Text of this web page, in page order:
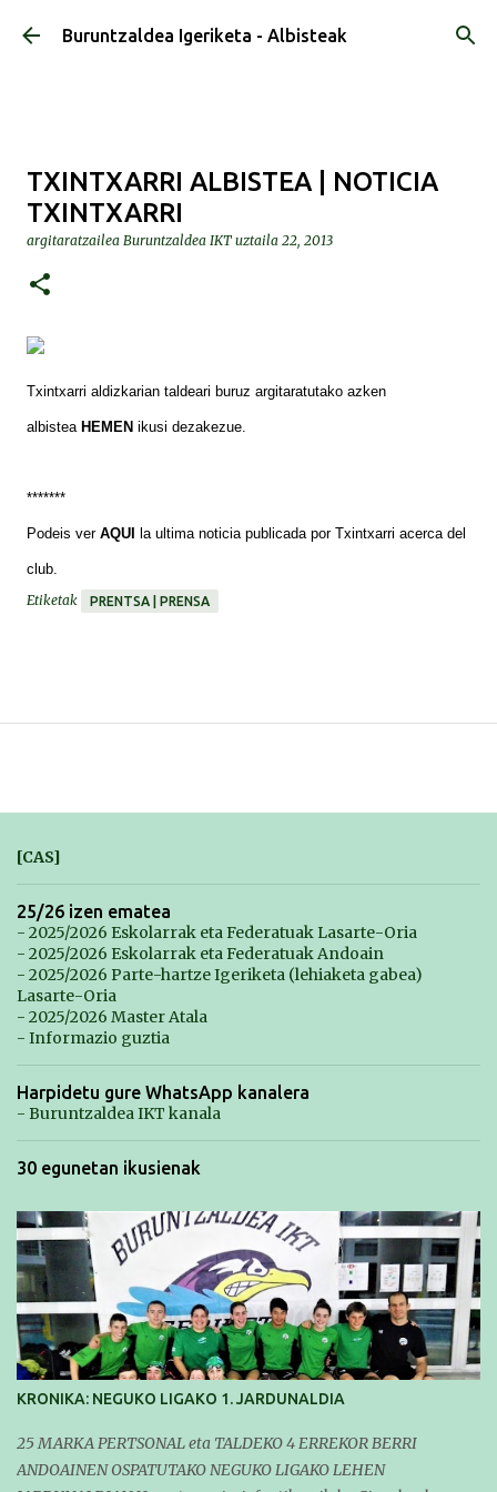
Saltatu eta joan eduki nagusira
Buruntzaldea Igeriketa - Albisteak
TXINTXARRI ALBISTEA | NOTICIA
TXINTXARRI
argitaratzailea Buruntzaldea IKT uztaila 22, 2013
Txintxarri aldizkarian taldeari buruz argitaratutako azken
albistea HEMEN ikusi dezakezue.
*******
Podeis ver AQUI la ultima noticia publicada por Txintxarri acerca del
club.
Etiketak
PRENTSA | PRENSA
[CAS]
25/26 izen ematea
- 2025/2026 Eskolarrak eta Federatuak Lasarte-Oria
- 2025/2026 Eskolarrak eta Federatuak Andoain
- 2025/2026 Parte-hartze Igeriketa (lehiaketa gabea)
Lasarte-Oria
- 2025/2026 Master Atala
- Informazio guztia
Harpidetu gure WhatsApp kanalera
- Buruntzaldea IKT kanala
30 egunetan ikusienak
KRONIKA: NEGUKO LIGAKO 1. JARDUNALDIA
25 MARKA PERTSONAL eta TALDEKO 4 ERREKOR BERRI
ANDOAINEN OSPATUTAKO NEGUKO LIGAKO LEHEN